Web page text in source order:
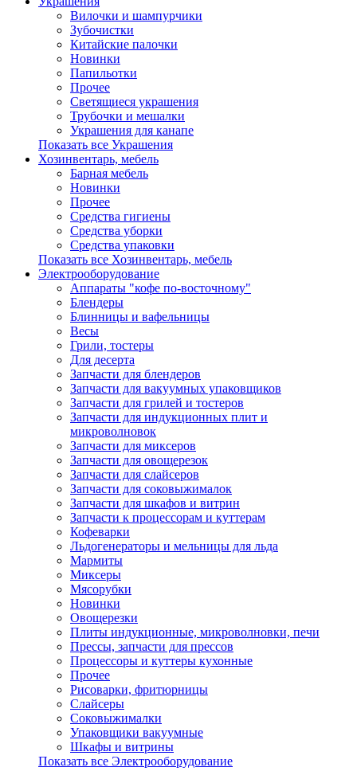
Вилочки и шампурчики
Зубочистки
Китайские палочки
Новинки
Папильотки
Прочее
Светящиеся украшения
Трубочки и мешалки
Украшения для канапе
Показать все Украшения
Хозинвентарь, мебель
Барная мебель
Новинки
Прочее
Средства гигиены
Средства уборки
Средства упаковки
Показать все Хозинвентарь, мебель
Электрооборудование
Аппараты "кофе по-восточному"
Блендеры
Блинницы и вафельницы
Весы
Грили, тостеры
Для десерта
Запчасти для блендеров
Запчасти для вакуумных упаковщиков
Запчасти для грилей и тостеров
Запчасти для индукционных плит и
микроволновок
Запчасти для миксеров
Запчасти для овощерезок
Запчасти для слайсеров
Запчасти для соковыжималок
Запчасти для шкафов и витрин
Запчасти к процессорам и куттерам
Кофеварки
Льдогенераторы и мельницы для льда
Мармиты
Миксеры
Мясорубки
Новинки
Овощерезки
Плиты индукционные, микроволновки, печи
Прессы, запчасти для прессов
Процессоры и куттеры кухонные
Прочее
Рисоварки, фритюрницы
Слайсеры
Соковыжималки
Упаковщики вакуумные
Шкафы и витрины
Показать все Электрооборудование